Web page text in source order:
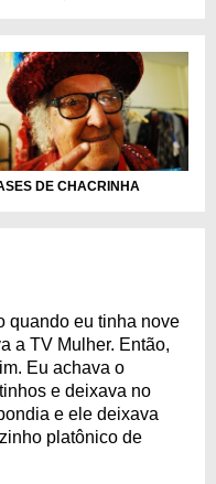
DE CHACRINHA
quando eu tinha nove
a TV Mulher. Então,
Eu achava o
e deixava no
e ele deixava
platônico de